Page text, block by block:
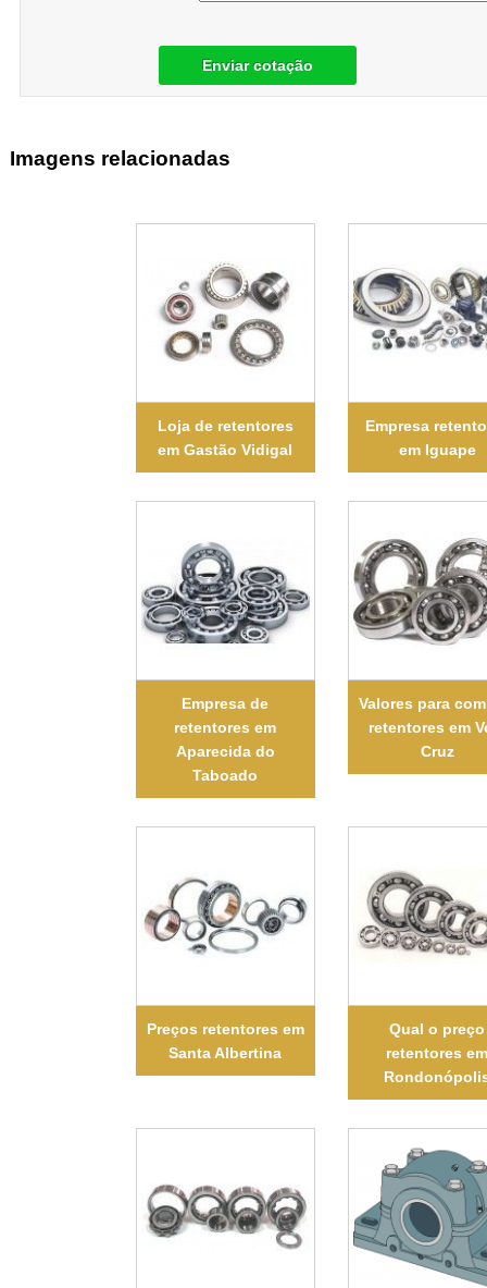
Enviar cotação
Imagens relacionadas
Loja de retentores
em Gastão Vidigal
Empresa
em Iguape
Empresa de
retentores em
Aparecida do
Taboado
Valores para
retentores em
Cruz
Preços retentores em
Santa Albertina
Qual o preço
retentores